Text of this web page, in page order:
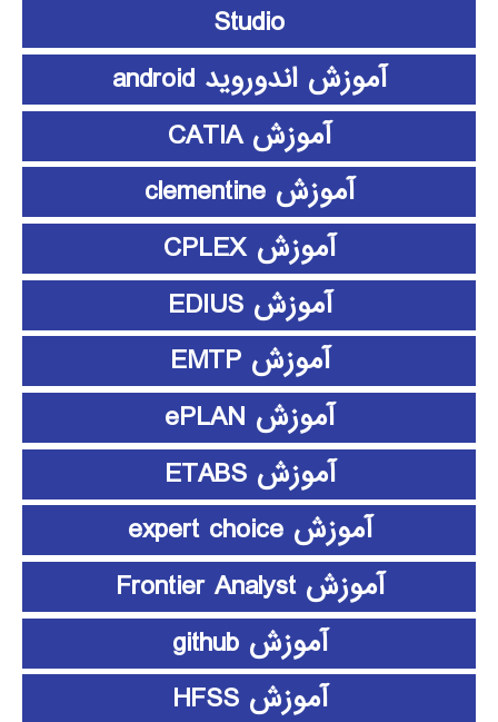
Studio
آموزش اندوروید android
آموزش CATIA
آموزش clementine
آموزش CPLEX
آموزش EDIUS
آموزش EMTP
آموزش ePLAN
آموزش ETABS
آموزش expert choice
آموزش Frontier Analyst
آموزش github
آموزش HFSS